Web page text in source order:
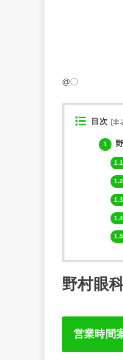
@〇
目次 [非
1
1.1
1.2
1.3
1.4
1.5
野村眼
営業時間